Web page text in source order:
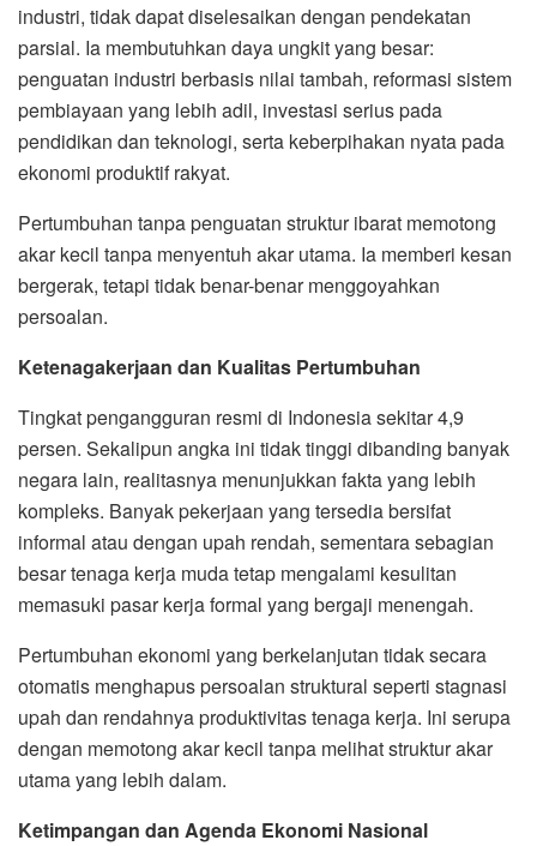
industri, tidak dapat diselesaikan dengan pendekatan
parsial. Ia membutuhkan daya ungkit yang besar:
penguatan industri berbasis nilai tambah, reformasi sistem
pembiayaan yang lebih adil, investasi serius pada
pendidikan dan teknologi, serta keberpihakan nyata pada
ekonomi produktif rakyat.
Pertumbuhan tanpa penguatan struktur ibarat memotong
akar kecil tanpa menyentuh akar utama. Ia memberi kesan
bergerak, tetapi tidak benar-benar menggoyahkan
persoalan.
Ketenagakerjaan dan Kualitas Pertumbuhan
Tingkat pengangguran resmi di Indonesia sekitar 4,9
persen. Sekalipun angka ini tidak tinggi dibanding banyak
negara lain, realitasnya menunjukkan fakta yang lebih
kompleks. Banyak pekerjaan yang tersedia bersifat
informal atau dengan upah rendah, sementara sebagian
besar tenaga kerja muda tetap mengalami kesulitan
memasuki pasar kerja formal yang bergaji menengah.
Pertumbuhan ekonomi yang berkelanjutan tidak secara
otomatis menghapus persoalan struktural seperti stagnasi
upah dan rendahnya produktivitas tenaga kerja. Ini serupa
dengan memotong akar kecil tanpa melihat struktur akar
utama yang lebih dalam.
Ketimpangan dan Agenda Ekonomi Nasional